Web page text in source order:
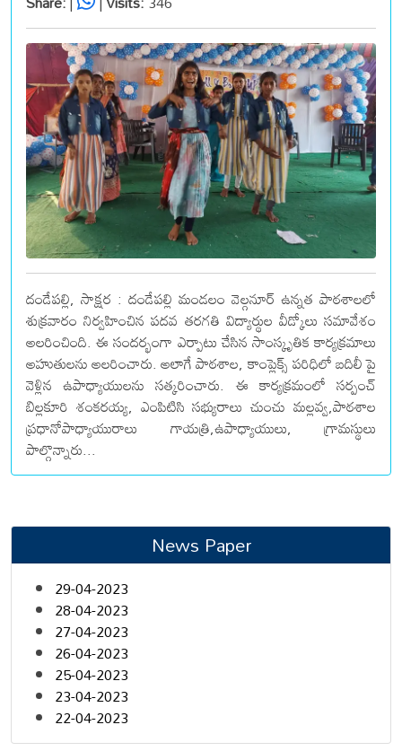
దండేపల్లి, సాక్షర : దండేపల్లి మండలం వెల్గనూర్ ఉన్నత పాఠశాలలో
శుక్రవారం నిర్వహించిన పదవ తరగతి విద్యార్థుల వీడ్కోలు సమావేశం
అలరించింది. ఈ సందర్భంగా ఎర్పాటు చేసిన సాంస్కృతిక కార్యక్రమాలు
అహుతులను అలరించారు. అలాగే పాఠశాల, కాంప్లెక్స్ పరిధిలో బదిలీ పై
వెళ్లిన ఉపాధ్యాయులను సత్కరించారు. ఈ కార్యక్రమంలో సర్పంచ్
బిల్లకూరి శంకరయ్య, ఎంపిటిసి సభ్యురాలు చుంచు మల్లవ్వ,పాఠశాల
ప్రధానోపాధ్యాయురాలు గాయత్రి,ఉపాధ్యాయులు, గ్రామస్థులు
పాల్గొన్నారు...
News Paper
29-04-2023
28-04-2023
27-04-2023
26-04-2023
25-04-2023
23-04-2023
22-04-2023